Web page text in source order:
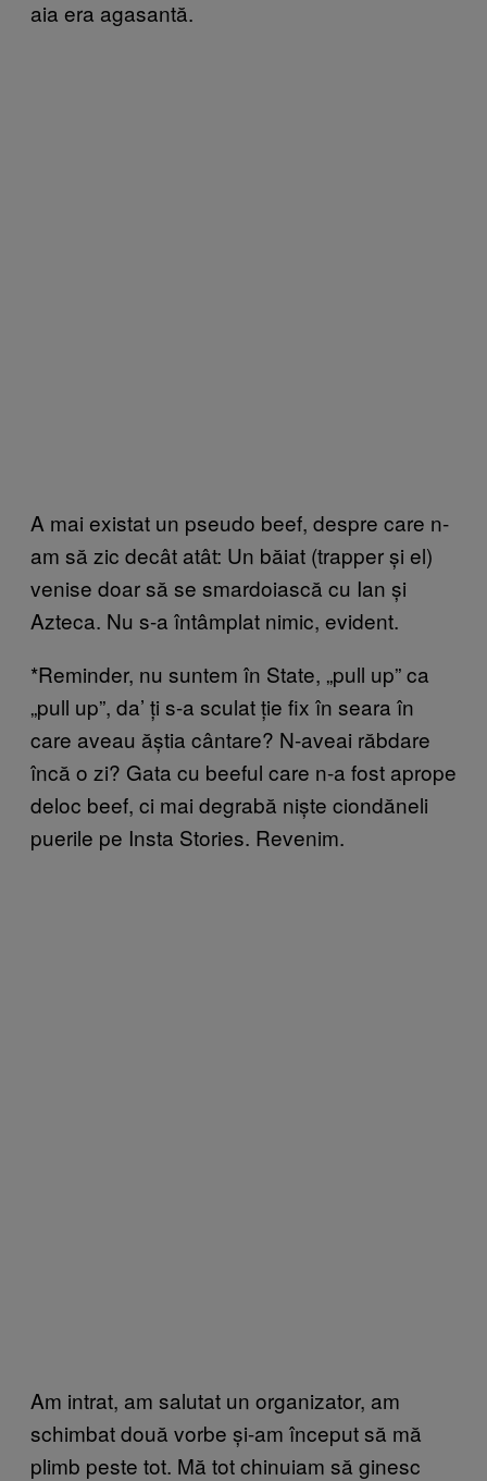
aia era agasantă.
A mai existat un pseudo beef, despre care n-
am să zic decât atât: Un băiat (trapper și el)
venise doar să se smardoiască cu Ian și
Azteca. Nu s-a întâmplat nimic, evident.
*Reminder, nu suntem în State, „pull up” ca
„pull up”, da’ ți s-a sculat ție fix în seara în
care aveau ăștia cântare? N-aveai răbdare
încă o zi? Gata cu beeful care n-a fost aprope
deloc beef, ci mai degrabă niște ciondăneli
puerile pe Insta Stories. Revenim.
Am intrat, am salutat un organizator, am
schimbat două vorbe și-am început să mă
plimb peste tot. Mă tot chinuiam să ginesc